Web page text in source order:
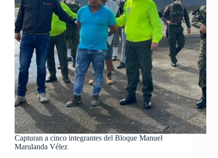
Capturan a cinco integrantes del Bloque Manuel
Marulanda Vélez